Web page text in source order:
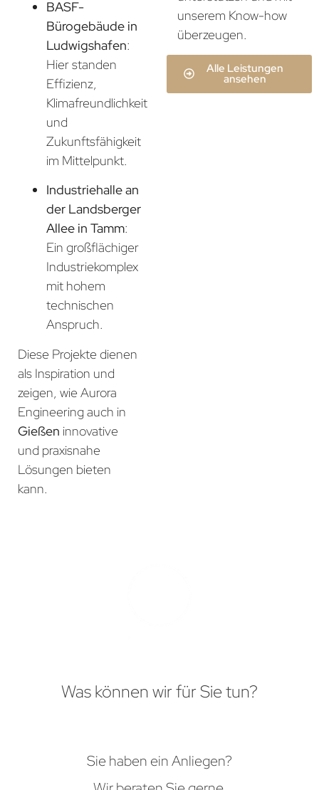
BASF-
Bürogebäude in
Ludwigshafen:
Hier standen
Effizienz,
Klimafreundlichkeit
und
Zukunftsfähigkeit
im Mittelpunkt.
Industriehalle an
der Landsberger
Allee in Tamm:
Ein großflächiger
Industriekomplex
mit hohem
technischen
Anspruch.
Diese Projekte dienen
als Inspiration und
zeigen, wie Aurora
Engineering auch in
Gießen innovative
und praxisnahe
Lösungen bieten
kann.
unserem Know-how
überzeugen.
Alle Leistungen
ansehen
Was können wir für Sie tun?
Sie haben ein Anliegen?